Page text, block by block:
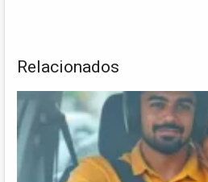
Relacionados